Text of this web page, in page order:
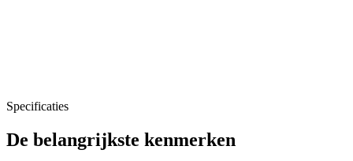
Specificaties
De belangrijkste kenmerken